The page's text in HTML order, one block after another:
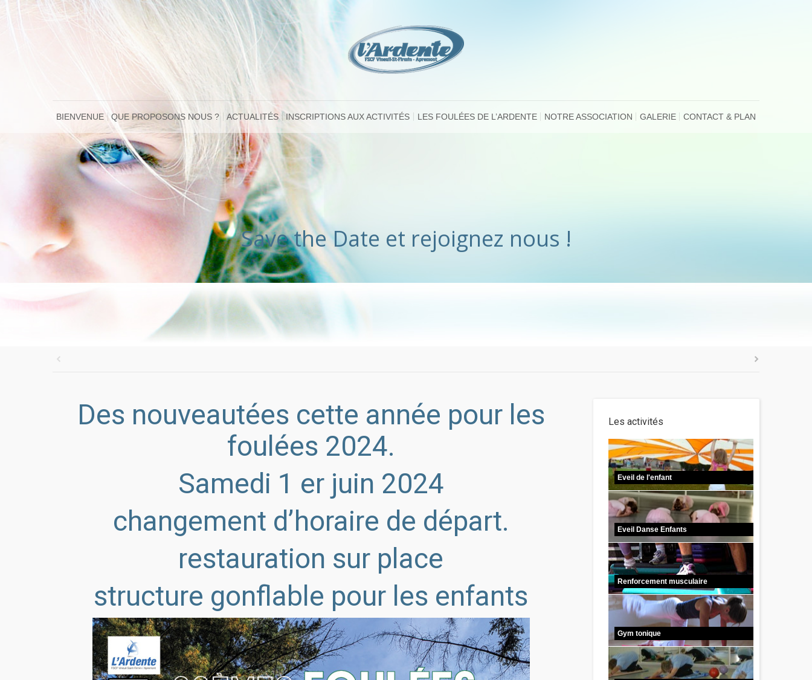
BIENVENUE QUE PROPOSONS NOUS ? ACTUALITÉS INSCRIPTIONS AUX ACTIVITÉS LES FOULÉES DE L’ARDENTE NOTRE ASSOCIATION GALERIE CONTACT & PLAN
Save the Date et rejoignez nous !
Des nouveautées cette année pour les
foulées 2024.
Samedi 1 er juin 2024
changement d’horaire de départ.
restauration sur place
structure gonflable pour les enfants
Les activités
Eveil de l'enfant
Eveil Danse Enfants
Renforcement musculaire
Gym tonique